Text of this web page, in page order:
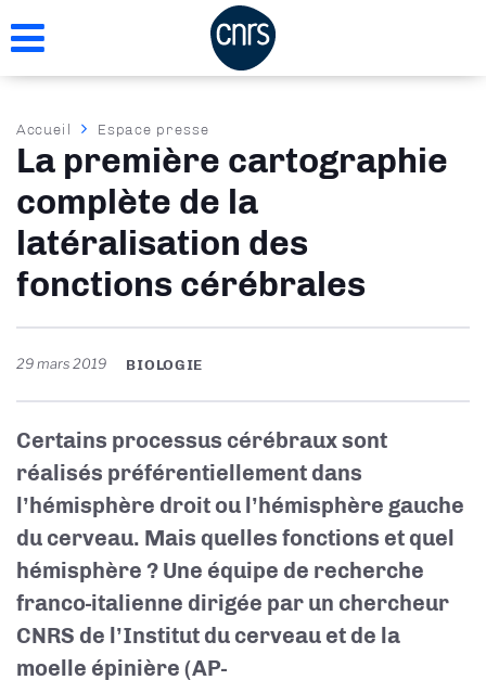
au
Fil
d'Ariane
Accueil Espace presse
La première cartographie
complète de la
latéralisation des
fonctions cérébrales
29 mars 2019 BIOLOGIE
Certains processus cérébraux sont
réalisés préférentiellement dans
l’hémisphère droit ou l’hémisphère gauche
du cerveau. Mais quelles fonctions et quel
hémisphère ? Une équipe de recherche
franco-italienne dirigée par un chercheur
CNRS de l’Institut du cerveau et de la
moelle épinière (AP-